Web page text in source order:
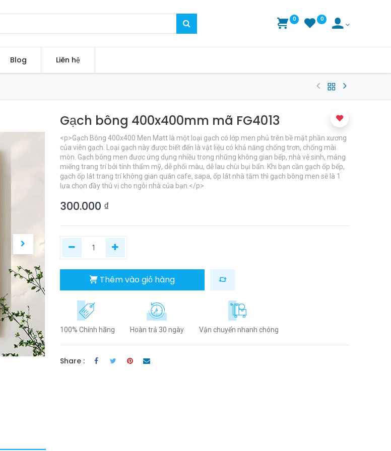
0 0
Blog Liên hệ
Gạch bông 400x400mm mã FG4013
<p>Gạch Bông 400x400 Men Matt là một loại gạch có lớp men phủ trên bề mặt phần xương
của viên gạch. Loại gạch này được biết đến là vật liệu có khả năng chống trơn, chống mài
mòn. Gạch bông men được ứng dụng nhiều trong những không gian bếp, nhà vệ sinh, mảng
miếng trang trí bởi tính thẩm mỹ, dễ phối màu, dễ lau chùi bụi bẩn. Khi bạn cần gạch ốp bếp,
gạch ốp lát trang trí không gian quán cafe, sapa, ốp lát nhà tắm thì gạch bông men sẽ là 1
lựa chọn đầy thú vị cho ngôi nhà của bạn.</p>
300.000 ₫
Thêm vào giỏ hàng
100% Chính hãng Hoàn trả 30 ngày Vận chuyển nhanh chóng
Share :